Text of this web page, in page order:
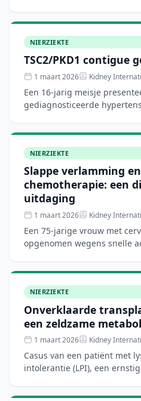
guanosinemethylering de s
NIERZIEKTE
TSC2/PKD1 contigue
1 maart 2026 Kidney
Een 16-jarig meisje
gediagnosticeerde
toonde
NIERZIEKTE
Slappe verlamming
chemotherapie: een
uitdaging
1 maart 2026 Kidney
Een 75-jarige vrouw met
opgenomen wegens snelle
nierziekte ontwikkelde zij
NIERZIEKTE
Onverklaarde
een zeldzame
1 maart 2026 Kidney
Casus van een patiënt met
intolerantie (LPI), een
kationisch